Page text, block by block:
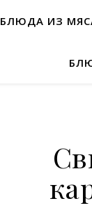
БЛЮДА ИЗ